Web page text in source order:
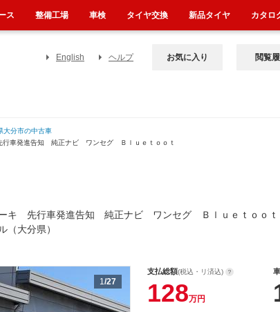
English ヘルプ お気に入り 閲覧
大分市の中古車
車発進告知 純正ナビ ワンセグ Ｂｌｕｅｔｏｏｔ
キ 先行車発進告知 純正ナビ ワンセグ Ｂｌｕｅｔｏｏ
大分県）
1/27
支払総額(税込・リ済込)
128万円
ス 整備工場 車検 タイヤ交換 新品タイヤ カタロ